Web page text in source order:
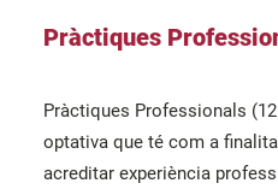
Pràctiques
Pràctiques Professionals
optativa que té com a
acreditar experiència